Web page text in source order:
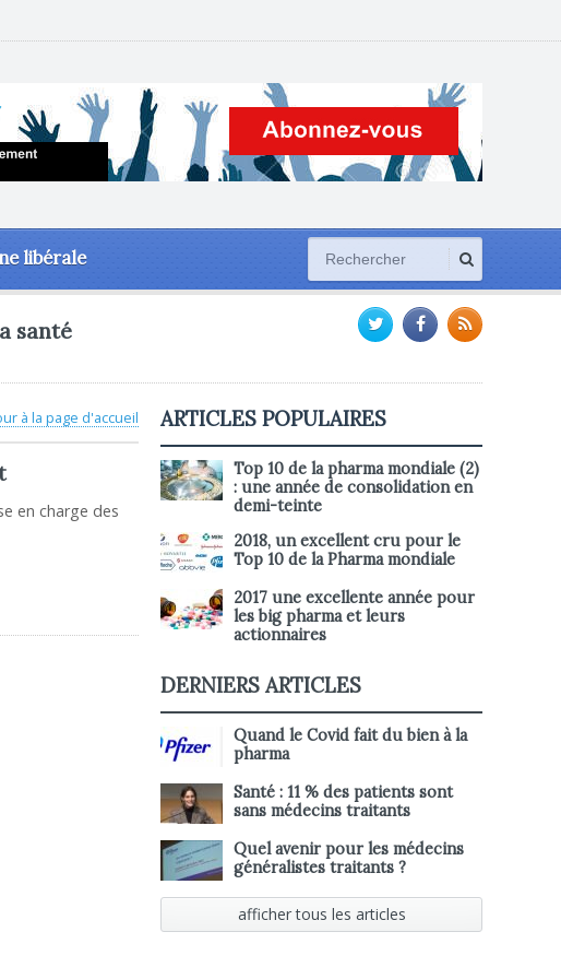
libérale
santé
à la page d'accueil
en charge des
ARTICLES POPULAIRES
Top 10 de la pharma mondiale (2)
: une année de consolidation en
demi-teinte
2018, un excellent cru pour le
Top 10 de la Pharma mondiale
2017 une excellente année pour
les big pharma et leurs
actionnaires
DERNIERS ARTICLES
Quand le Covid fait du bien à la
pharma
Santé : 11 % des patients sont
sans médecins traitants
Quel avenir pour les médecins
généralistes traitants ?
afficher tous les articles